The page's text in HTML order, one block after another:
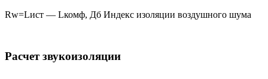
Rw=Lист — Lкомф, Дб Индекс изоляции воздушного шума
Расчет звукоизоляции